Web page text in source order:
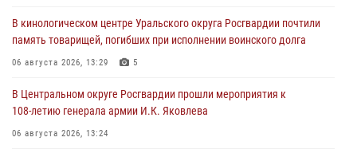
В кинологическом центре Уральского округа Росгвардии почтили
память товарищей, погибших при исполнении воинского долга
06 августа 2026, 13:29 5
В Центральном округе Росгвардии прошли мероприятия к
108‑летию генерала армии И.К. Яковлева
06 августа 2026, 13:24